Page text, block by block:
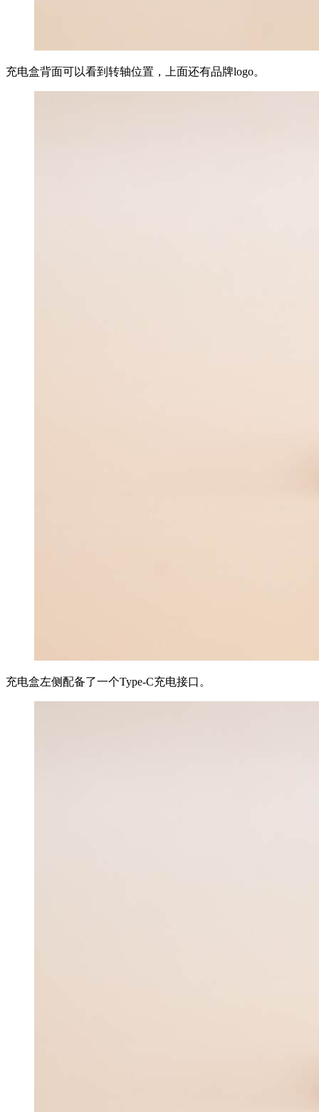
充电盒背面可以看到转轴位置，上面还有品牌logo。
充电盒左侧配备了一个Type-C充电接口。